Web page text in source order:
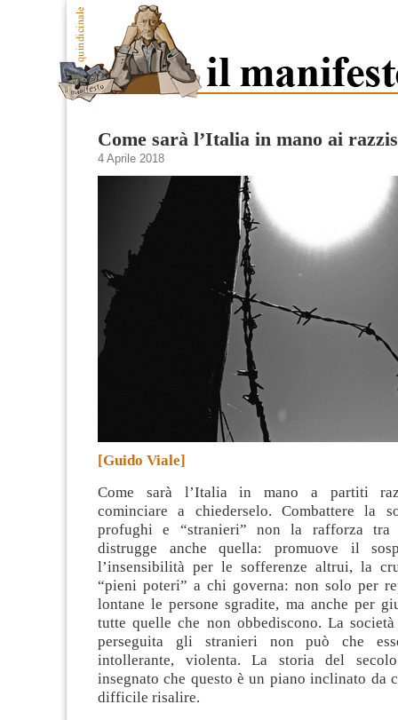
Come sarà l’Italia in mano ai
4 Aprile 2018
[Guido Viale]
Come sarà l’Italia in mano a partiti
cominciare a chiederselo. Combattere la
profughi e “stranieri” non la rafforza
distrugge anche quella: promuove il
l’insensibilità per le sofferenze altrui, la
“pieni poteri” a chi governa: non solo per
lontane le persone sgradite, ma anche per
tutte quelle che non obbediscono. La
perseguita gli stranieri non può che
intollerante, violenta. La storia del
insegnato che questo è un piano inclinato da
difficile risalire.